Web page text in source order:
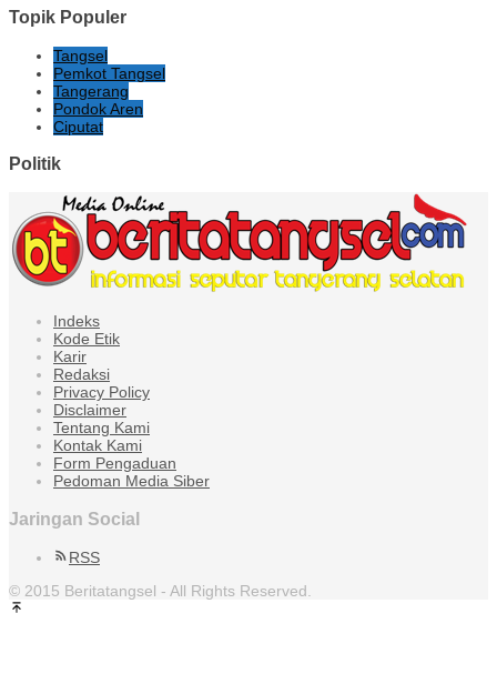
Topik Populer
Tangsel
Pemkot Tangsel
Tangerang
Pondok Aren
Ciputat
Politik
Indeks
Kode Etik
Karir
Redaksi
Privacy Policy
Disclaimer
Tentang Kami
Kontak Kami
Form Pengaduan
Pedoman Media Siber
Jaringan Social
RSS
© 2015 Beritatangsel - All Rights Reserved.